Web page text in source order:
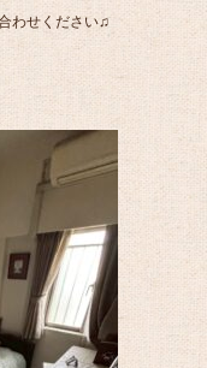
わせください♫